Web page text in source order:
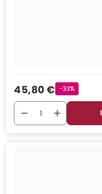
Verkaufspreis
45,80 € Rabattstempel
-33%